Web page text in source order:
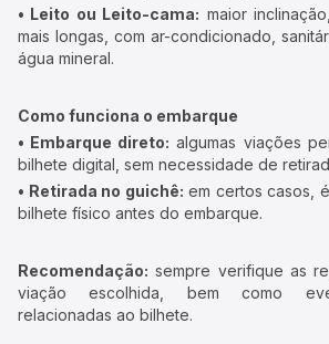
• Leito ou Leito-cama: maior
mais longas, com ar-condicionado,
água mineral.
Como funciona o embarque
• Embarque direto: algumas viações
bilhete digital, sem necessidade de
• Retirada no guichê: em certos casos,
bilhete físico antes do embarque.
Recomendação: sempre verifique as
viação escolhida, bem como
relacionadas ao bilhete.